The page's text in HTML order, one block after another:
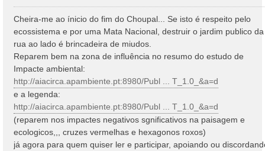
e
n
a
g
e
m
Cheira-me ao ínicio do fim do Choupal... Se isto é respeito pelo
ecossistema e por uma Mata Nacional, destruir o jardim publico da
rua ao lado é brincadeira de miudos.
Reparem bem na zona de influência no resumo do estudo de
Impacte ambiental:
http://aiacirca.apambiente.pt:8980/Publ ... T_1.0_&a=d
e a legenda:
http://aiacirca.apambiente.pt:8980/Publ ... T_1.0_&a=d
(reparem nos impactes negativos sgnificativos na paisagem e
ecologicos,,, cruzes vermelhas e hexagonos roxos)
já agora para quem quiser ler e participar, apoiando ou